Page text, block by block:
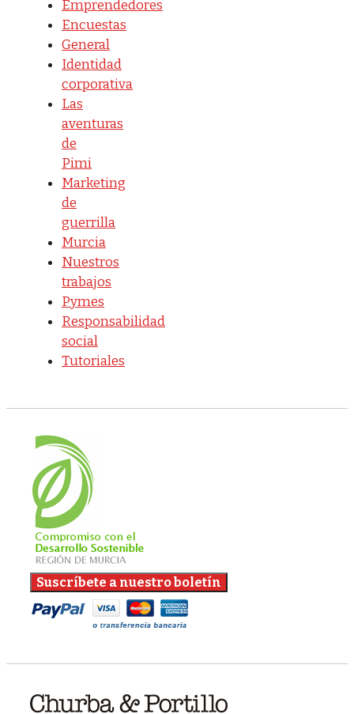
Emprendedores
Encuestas
General
Identidad
corporativa
Las
aventuras
de
Pimi
Marketing
de
guerrilla
Murcia
Nuestros
trabajos
Pymes
Responsabilidad
social
Tutoriales